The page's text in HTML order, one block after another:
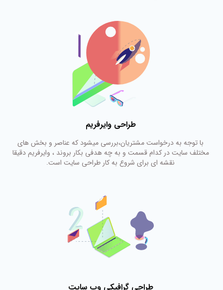
طراحی وایرفریم
با توجه به درخواست مشتریان،بررسی میشود که عناصر و بخش های
مختلف سایت در کدام قسمت و به چه هدفی بکار بروند ، وایرفریم دقیقا
نقشه ای برای شروع به کار طراحی سایت است.
طراحی گرافیکی وب سایت